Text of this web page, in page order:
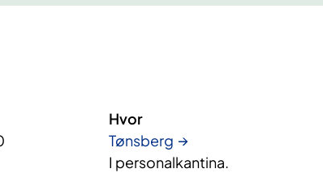
Hvor
Tønsberg
I personalkantina.